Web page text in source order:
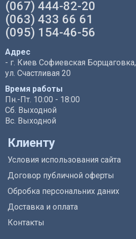
(067) 444-82-20
(063) 433 66 61
(095) 154-46-56
Адрес
- г. Киев Софиевская Борщаговка,
ул. Счастливая 20
Время работы
Пн.-Пт. 10:00 - 18:00
Сб. Выходной
Вс. Выходной
Клиенту
Условия использования сайта
Договор публичной оферты
Обробка персональних даних
Доставка и оплата
Контакты